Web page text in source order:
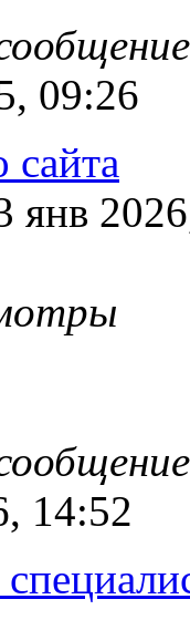
09:26
сайта
янв
14:52